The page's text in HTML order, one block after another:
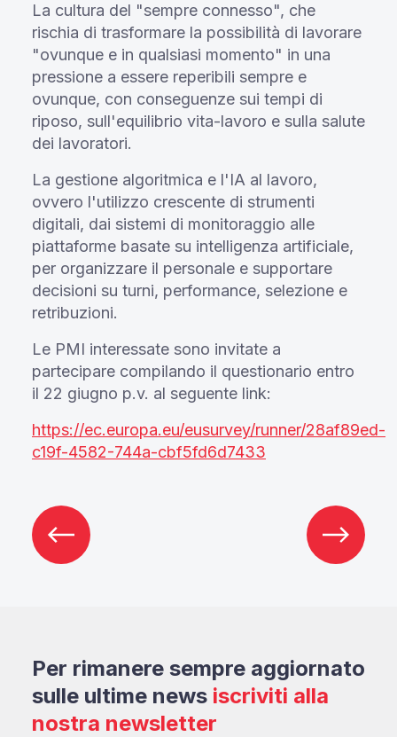
La cultura del "sempre connesso", che
rischia di trasformare la possibilità di lavorare
"ovunque e in qualsiasi momento" in una
pressione a essere reperibili sempre e
ovunque, con conseguenze sui tempi di
riposo, sull'equilibrio vita-lavoro e sulla salute
dei lavoratori.
La gestione algoritmica e l'IA al lavoro,
ovvero l'utilizzo crescente di strumenti
digitali, dai sistemi di monitoraggio alle
piattaforme basate su intelligenza artificiale,
per organizzare il personale e supportare
decisioni su turni, performance, selezione e
retribuzioni.
Le PMI interessate sono invitate a
partecipare compilando il questionario entro
il 22 giugno p.v. al seguente link:
https://ec.europa.eu/eusurvey/runner/28af89ed-
c19f-4582-744a-cbf5fd6d7433
Per rimanere sempre aggiornato
sulle ultime news iscriviti alla
nostra newsletter